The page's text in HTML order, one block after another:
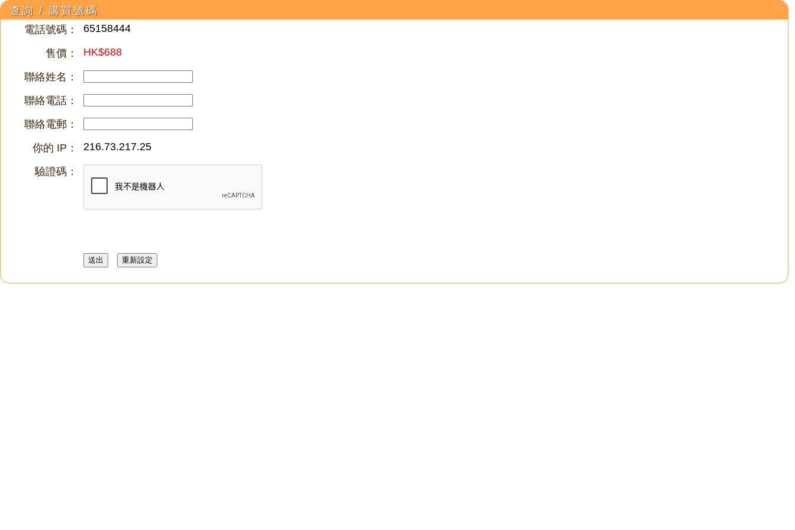
查詢 / 購買號碼
電話號碼：
65158444
售價： HK$688
聯絡姓名：
聯絡電話：
聯絡電郵：
你的 IP：
216.73.217.25
驗證碼：